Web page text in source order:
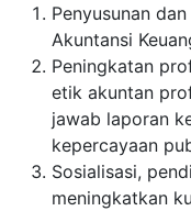
Penyusunan
Akuntansi
Peningkatan
etik akuntan
jawab laporan
kepercayaan
Sosialisasi,
meningkatkan